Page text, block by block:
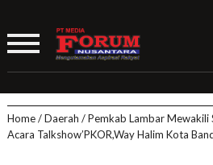
Home/Daerah /Pemkab Lambar Mewakili
Acara Talkshow’PKOR,Way Halim Kota